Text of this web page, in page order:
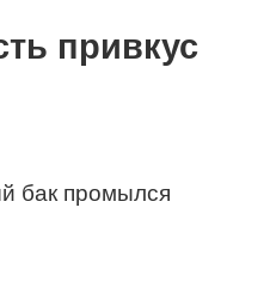
привкус
бак промылся